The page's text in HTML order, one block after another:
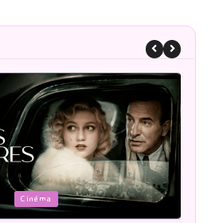
Cinéma